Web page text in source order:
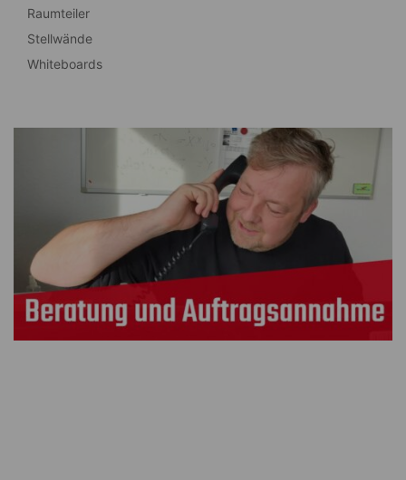
Raumteiler
Stellwände
Whiteboards